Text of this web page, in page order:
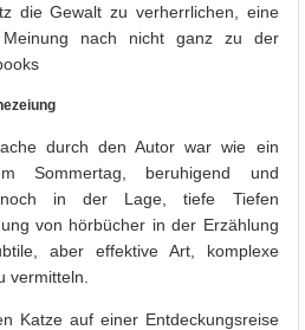
die Gewalt zu verherrlichen, eine
Meinung nach nicht ganz zu der
durch den Autor war wie ein
Sommertag, beruhigend und
in der Lage, tiefe Tiefen
von hörbücher in der Erzählung
aber effektive Art, komplexe
vermitteln.
Katze auf einer Entdeckungsreise